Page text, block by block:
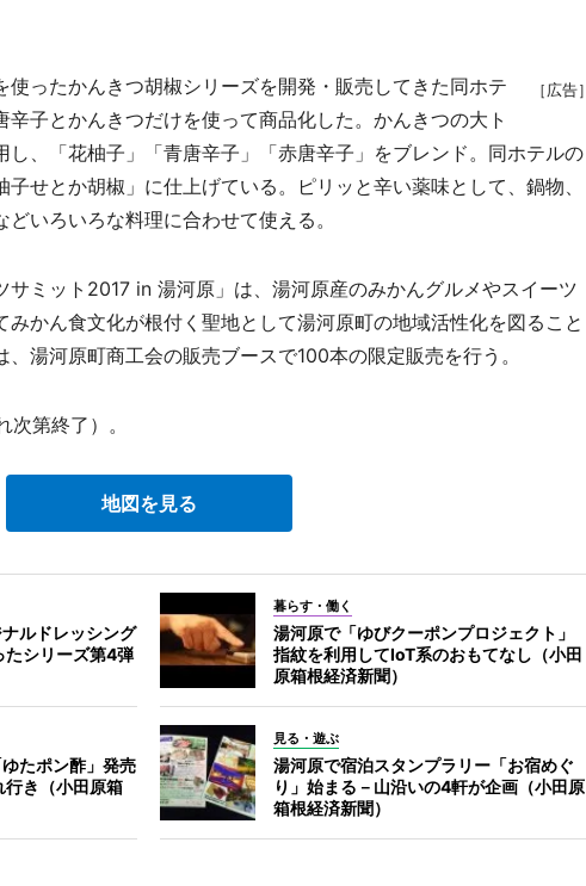
［広告］
ったかんきつ胡椒シリーズを開発・販売してきた同ホテ
子とかんきつだけを使って商品化した。かんきつの大ト
し、「花柚子」「青唐辛子」「赤唐辛子」をブレンド。同ホテルの
せとか胡椒」に仕上げている。ピリッと辛い薬味として、鍋物、
いろいろな料理に合わせて使える。
ミット2017 in 湯河原」は、湯河原産のみかんグルメやスイーツ
かん食文化が根付く聖地として湯河原町の地域活性化を図ること
湯河原町商工会の販売ブースで100本の限定販売を行う。
第終了）。
地図を見る
ルドレッシング
たシリーズ第4弾
暮らす・働く
湯河原で「ゆびクーポンプロジェクト」
指紋を利用してIoT系のおもてなし（小田
原箱根経済新聞）
たポン酢」発売
行き（小田原箱
見る・遊ぶ
湯河原で宿泊スタンプラリー「お宿めぐ
り」始まる－山沿いの4軒が企画（小田原
箱根経済新聞）